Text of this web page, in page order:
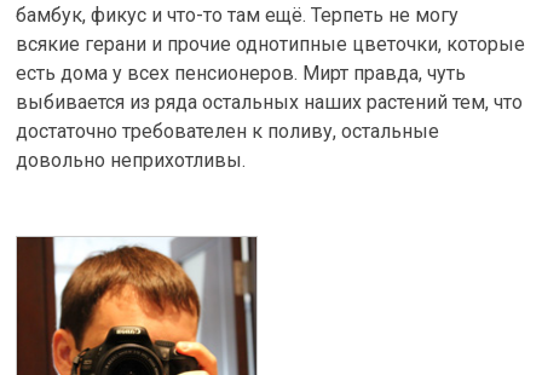
бамбук, фикус и что-то там ещё. Терпеть не могу
всякие герани и прочие однотипные цветочки, которые
есть дома у всех пенсионеров. Мирт правда, чуть
выбивается из ряда остальных наших растений тем, что
достаточно требователен к поливу, остальные
довольно неприхотливы.